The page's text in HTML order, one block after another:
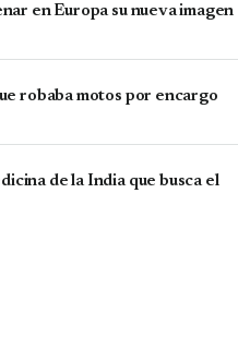
en Europa su nueva imagen
robaba motos por encargo
de la India que busca el